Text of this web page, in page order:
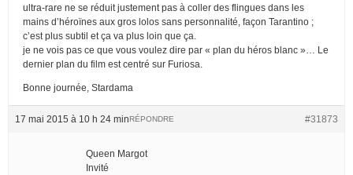
ultra-rare ne se réduit justement pas à coller des flingues dans les
mains d’héroïnes aux gros lolos sans personnalité, façon Tarantino ;
c’est plus subtil et ça va plus loin que ça.
je ne vois pas ce que vous voulez dire par « plan du héros blanc »… Le
dernier plan du film est centré sur Furiosa.
Bonne journée, Stardama
17 mai 2015 à 10 h 24 min #31873
RÉPONDRE
Queen Margot
Invité